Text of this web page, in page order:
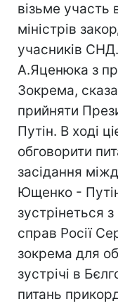
візьме участь
міністрів
учасників СНД.
А.Яценюка з
Зокрема,
прийняти
Путін. В ході
обговорити
засідання
Ющенко -
зустрінеться
справ Росії
зокрема для
зустрічі в
питань